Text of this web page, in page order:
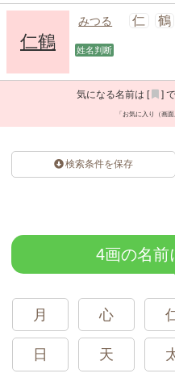
仁鶴
みつる 仁 鶴
姓名判断
気になる名前は [ ]
「お気に入り（画
検索条件を保存
4画の名前
月 心
日 天